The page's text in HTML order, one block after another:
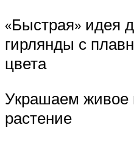
«Быстрая» идея
гирлянды с
цвета
Украшаем живое
растение